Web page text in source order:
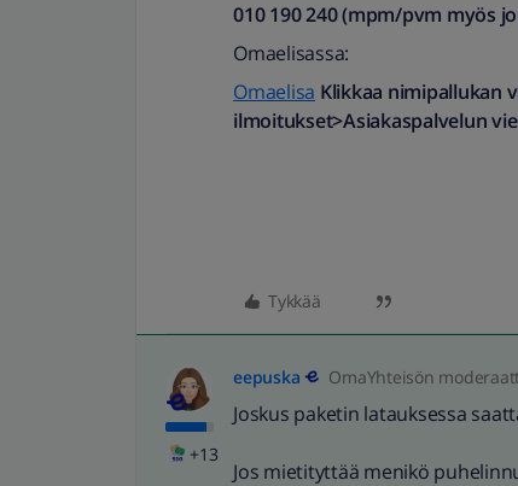
010 190 240 (mpm/pvm myös
Omaelisassa:
Omaelisa Klikkaa nimipallukan
ilmoitukset>Asiakaspalvelun
Tykkää
+13
eepuska OmaYhteisön
Joskus paketin latauksessa
Jos mietityttää menikö